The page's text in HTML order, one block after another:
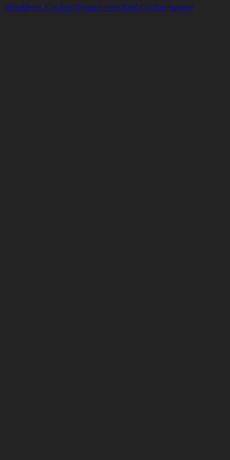
WordPress Cookie Hinweis von Real Cookie Banner